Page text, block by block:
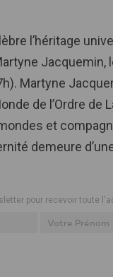
l’héritage
Jacquemin,
Martyne
de l’Ordre de
et
demeure
pour recevoir toute